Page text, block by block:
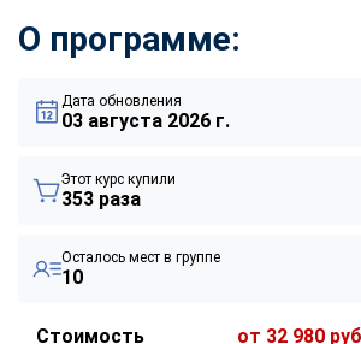
О программе:
Дата обновления
03 августа 2026 г.
Этот курс купили
353 раза
Осталось мест в группе
10
Стоимость от 32 980